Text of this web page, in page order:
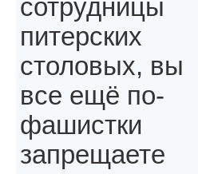
сотрудницы
питерских
столовых, вы
все ещё по-
фашистки
запрещаете